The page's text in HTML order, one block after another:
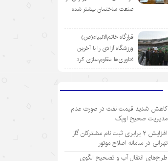
صنعت ساختمان بیشتر شده
قرارگاه خاتم‌الانبیاء(ص)
ورزشگاه آزادی را با آخرین
فناوری‌ها مقاوم‌سازی کرد
کاهش شدید قیمت نفت در صورت عدم
مدیریت صحیح اوپک
افزایش ۲ برابری ثبت نام مشترکان گاز
تهرانی‌ در سامانه اصلاح موتور
طرح‌های انتقال آب و تصحیح الگوی